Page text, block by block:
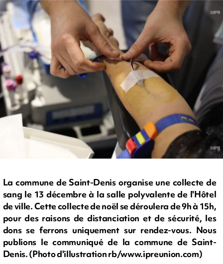
La commune de Saint-Denis organise une collecte de
sang le 13 décembre à la salle polyvalente de l'Hôtel
de ville. Cette collecte de noël se déroulera de 9h à 15h,
pour des raisons de distanciation et de sécurité, les
dons se ferrons uniquement sur rendez-vous. Nous
publions le communiqué de la commune de Saint-
Denis. (Photo d'illustration rb/www.ipreunion.com)